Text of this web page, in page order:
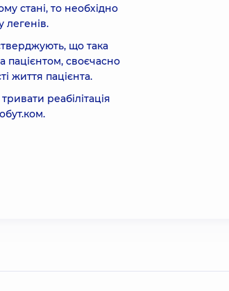
стані, то необхідно
легенів.
що така
пацієнтом, своєчасно
життя пацієнта.
реабілітація